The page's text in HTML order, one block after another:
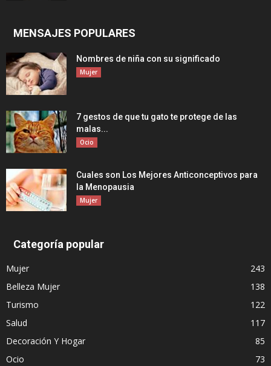
MENSAJES POPULARES
Nombres de niña con su significado
Mujer
7 gestos de que tu gato te protege de las
malas...
Ocio
Cuales son Los Mejores Anticonceptivos para
la Menopausia
Mujer
Categoría popular
Mujer
243
Belleza Mujer
138
Turismo
122
Salud
117
Decoración Y Hogar
85
Ocio
73